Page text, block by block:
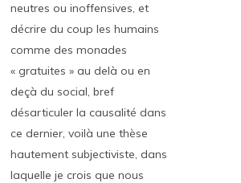
neutres ou inoffensives, et
décrire du coup les humains
comme des monades
« gratuites » au delà ou en
deçà du social, bref
désarticuler la causalité dans
ce dernier, voilà une thèse
hautement subjectiviste, dans
laquelle je crois que nous